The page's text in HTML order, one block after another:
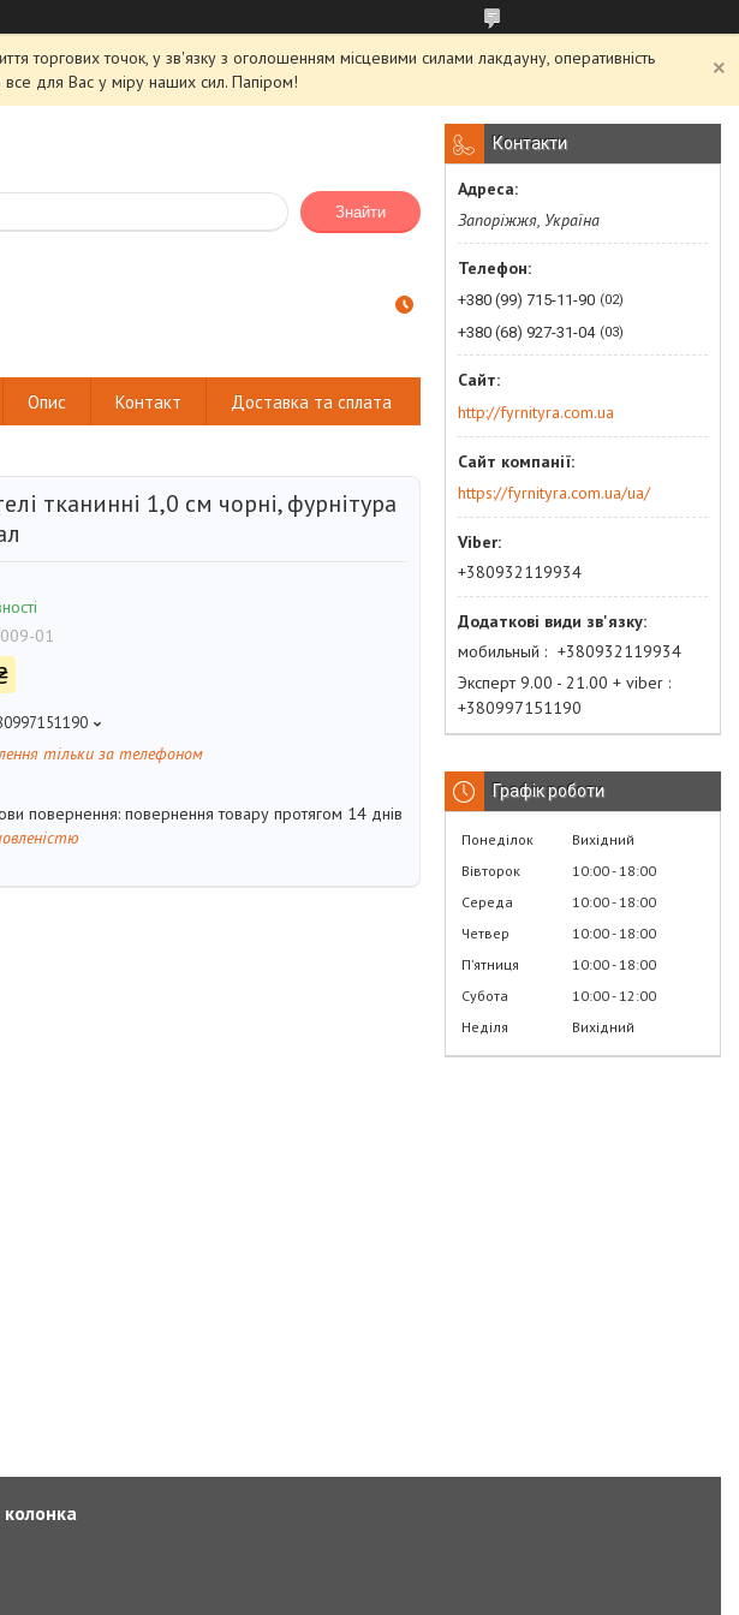
торгових точок, у зв'язку з оголошенням місцевими силами лакдауну, оперативність
для Вас у міру наших сил. Папіром!
Знайти
Опис Контакт Доставка та сплата
тканинні 1,0 см чорні, фурнітура
01
тільки за телефоном
повернення товару протягом 14 днів
Контакти
Запоріжжя, Україна
+380 (99) 715-11-90 02
+380 (68) 927-31-04 03
http://fyrnityra.com.ua
https://fyrnityra.com.ua/ua/
+380932119934
мобильный
+380932119934
Эксперт 9.00 - 21.00 + viber
+380997151190
Графік роботи
Понеділок
Вихідний
Вівторок
10:00 18:00
Середа
10:00 18:00
Четвер
10:00 18:00
Пʼятниця
10:00 18:00
Субота
10:00 12:00
Неділя
Вихідний